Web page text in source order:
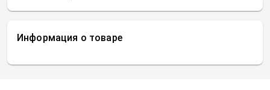
Информация о товаре